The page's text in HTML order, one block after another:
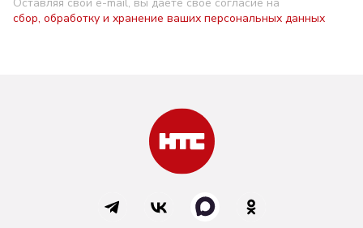
сбор, обработку и хранение ваших персональных данных